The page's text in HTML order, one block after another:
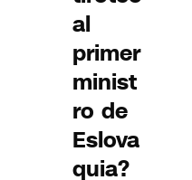
al
primer
minist
ro de
Eslova
quia?